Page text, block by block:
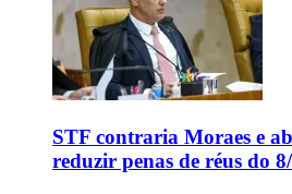
STF contraria Moraes e
reduzir penas de réus do